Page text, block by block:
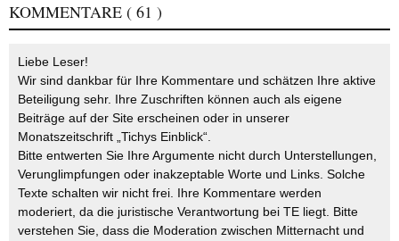
KOMMENTARE ( 61 )
Liebe Leser!
Wir sind dankbar für Ihre Kommentare und schätzen Ihre aktive
Beteiligung sehr. Ihre Zuschriften können auch als eigene
Beiträge auf der Site erscheinen oder in unserer
Monatszeitschrift „Tichys Einblick“.
Bitte entwerten Sie Ihre Argumente nicht durch Unterstellungen,
Verunglimpfungen oder inakzeptable Worte und Links. Solche
Texte schalten wir nicht frei. Ihre Kommentare werden
moderiert, da die juristische Verantwortung bei TE liegt. Bitte
verstehen Sie, dass die Moderation zwischen Mitternacht und